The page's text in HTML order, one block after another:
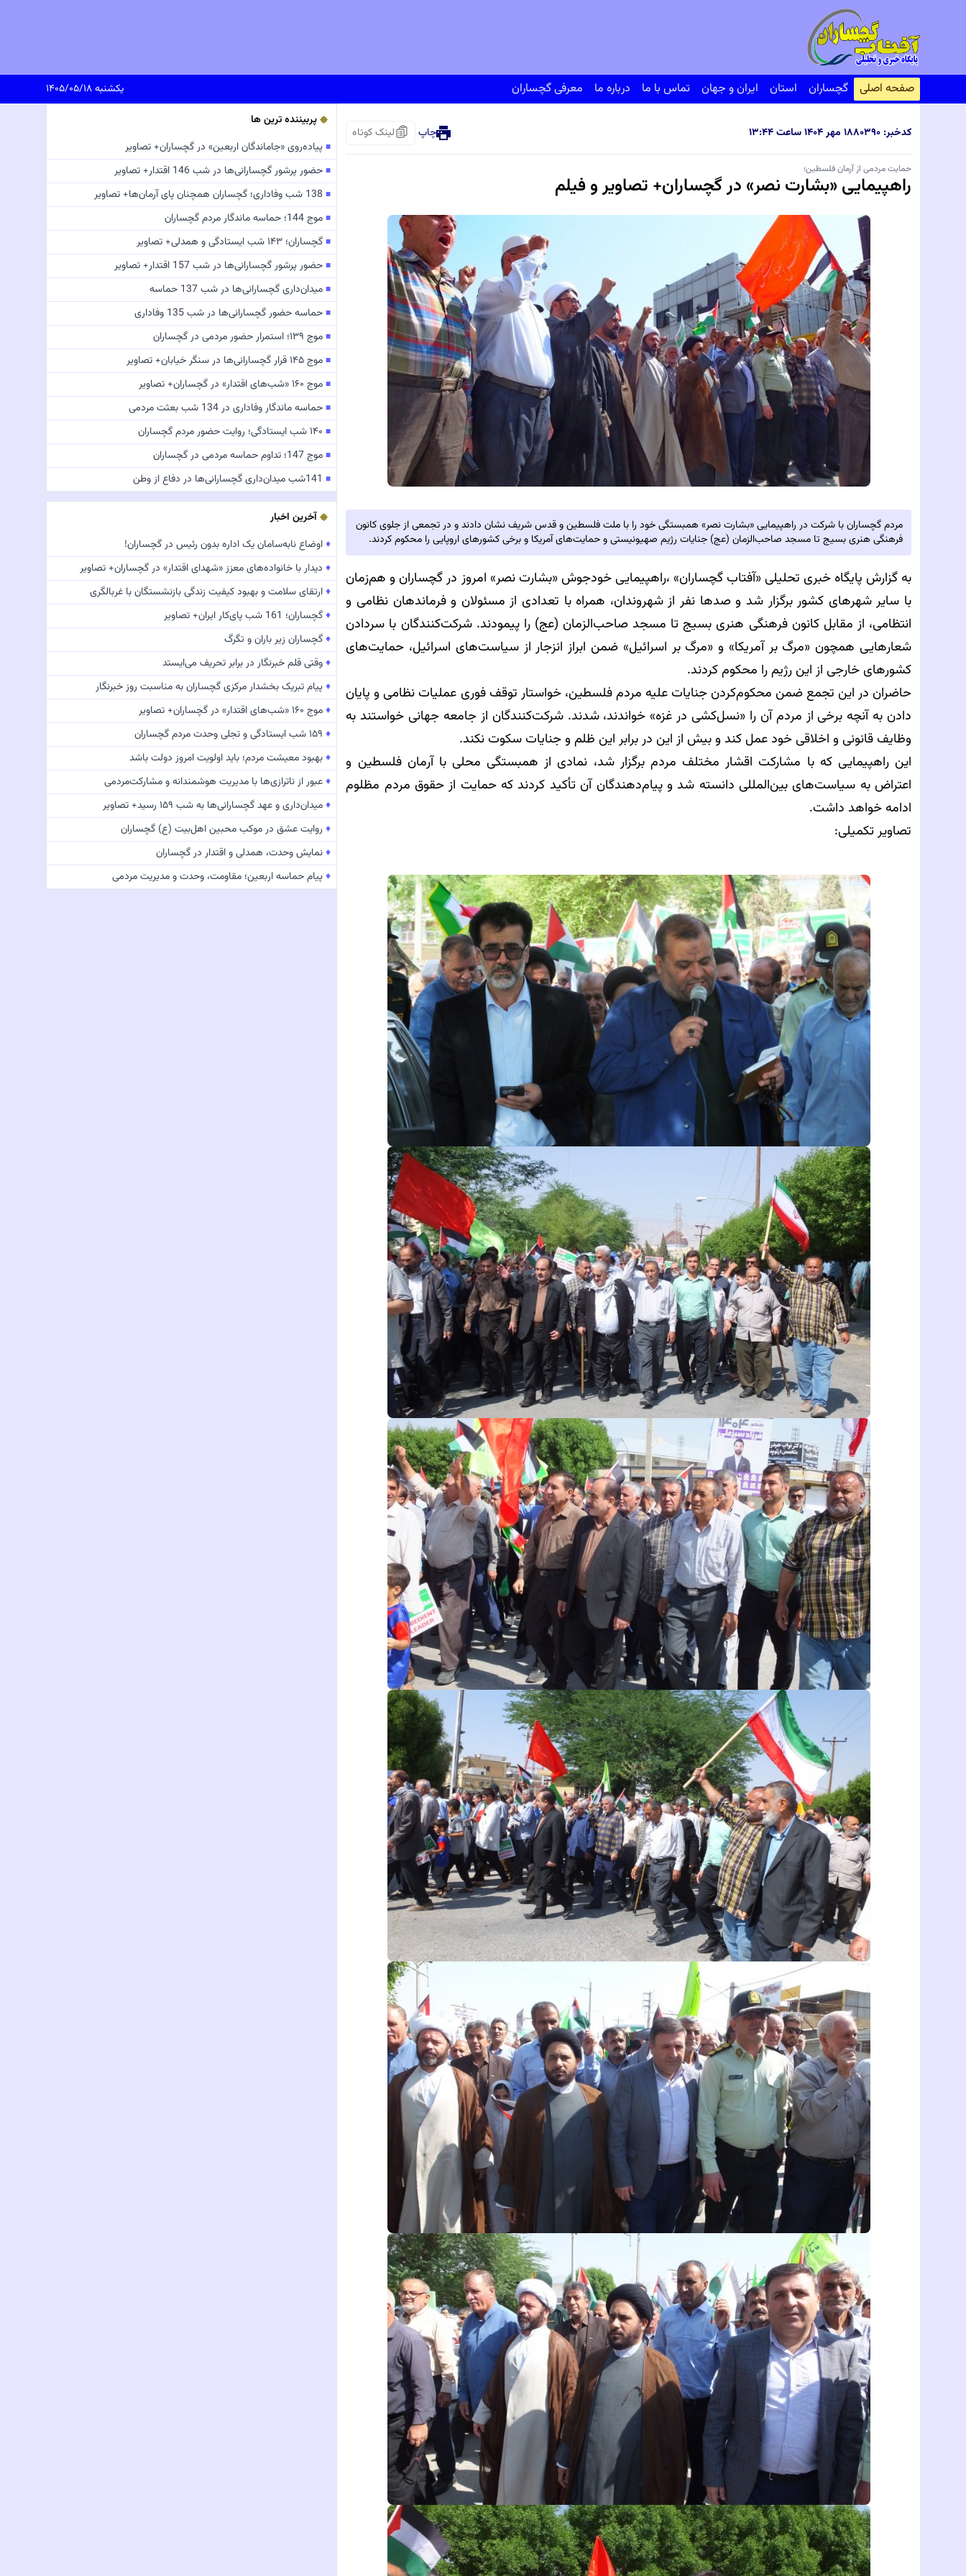
صفحه اصلی گچساران استان ایران و جهان تماس با ما درباره ما معرفی گچساران یکشنبه ۱۴۰۵/۰۵/۱۸
کدخبر: ۸۰۳۹۰ ۱۸ مهر ۱۴۰۴ ساعت ۱۳:۴۴ چاپ لینک کوتاه
حمایت مردمی از آرمان فلسطین؛
راهپیمایی «بشارت نصر» در گچساران+ تصاویر و فیلم
مردم گچساران با شرکت در راهپیمایی «بشارت نصر» همبستگی خود را با ملت فلسطین و قدس شریف نشان دادند و در تجمعی از جلوی کانون
فرهنگی هنری بسیج تا مسجد صاحب‌الزمان (عج) جنایات رژیم صهیونیستی و حمایت‌های آمریکا و برخی کشورهای اروپایی را محکوم کردند.
به گزارش پایگاه خبری تحلیلی‌«آفتاب گچساران» ،راهپیمایی خودجوش «بشارت نصر» امروز در گچساران و هم‌زمان
با سایر شهرهای کشور برگزار شد و صدها نفر از شهروندان، همراه با تعدادی از مسئولان و فرماندهان نظامی و
انتظامی، از مقابل کانون فرهنگی هنری بسیج تا مسجد صاحب‌الزمان (عج) را پیمودند. شرکت‌کنندگان با سردادن
شعارهایی همچون «مرگ بر آمریکا» و «مرگ بر اسرائیل» ضمن ابراز انزجار از سیاست‌های اسرائیل، حمایت‌های
کشورهای خارجی از این رژیم را محکوم کردند.
حاضران در این تجمع ضمن محکوم‌کردن جنایات علیه مردم فلسطین، خواستار توقف فوری عملیات نظامی و پایان
دادن به آنچه برخی از مردم آن را «نسل‌کشی در غزه» خواندند، شدند. شرکت‌کنندگان از جامعه جهانی خواستند به
وظایف قانونی و اخلاقی خود عمل کند و بیش از این در برابر این ظلم و جنایات سکوت نکند.
این راهپیمایی که با مشارکت اقشار مختلف مردم برگزار شد، نمادی از همبستگی محلی با آرمان فلسطین و
اعتراض به سیاست‌های بین‌المللی دانسته شد و پیام‌دهندگان آن تأکید کردند که حمایت از حقوق مردم مظلوم
ادامه خواهد داشت.
تصاویر تکمیلی:
پربیننده ترین ها
■ پیاده‌روی «جاماندگان اربعین» در گچساران+ تصاویر
■ حضور پرشور گچسارانی‌ها در شب 146 اقتدار+ تصاویر
■ 138 شب وفاداری؛ گچساران همچنان پای آرمان‌ها+ تصاویر
■ موج 144؛ حماسه ماندگار مردم گچساران
■ گچساران؛ ۱۴۳ شب ایستادگی و همدلی+ تصاویر
■ حضور پرشور گچسارانی‌ها در شب 157 اقتدار+ تصاویر
■ میدان‌داری گچسارانی‌ها در شب 137 حماسه
■ حماسه حضور گچسارانی‌ها در شب 135 وفاداری
■ موج ۱۳۹؛ استمرار حضور مردمی در گچساران
■ موج ۱۴۵ قرار گچسارانی‌ها در سنگر خیابان+ تصاویر
■ موج ۱۶۰ «شب‌های اقتدار» در گچساران+ تصاویر
■ حماسه ماندگار وفاداری در 134 شب بعثت مردمی
■ ۱۴۰ شب ایستادگی؛ روایت حضور مردم گچساران
■ موج 147؛ تداوم حماسه مردمی در گچساران
■ 141شب میدان‌داری گچسارانی‌ها در دفاع از وطن
آخرین اخبار
♦اوضاع نابه‌سامان یک اداره بدون رئیس در گچساران!
♦ دیدار با خانواده‌های معزز «شهدای اقتدار» در گچساران+ تصاویر
♦ارتقای سلامت و بهبود کیفیت زندگی بازنشستگان با غربالگری
♦گچساران؛ 161 شب پای‌کار ایران+ تصاویر
♦گچساران زیر باران و تگرگ
♦وقتی قلم خبرنگار در برابر تحریف می‌ایستد
♦ پیام تبریک بخشدار مرکزی گچساران به مناسبت روز خبرنگار
♦موج ۱۶۰ «شب‌های اقتدار» در گچساران+ تصاویر
♦ ۱۵۹ شب ایستادگی و تجلی وحدت مردم گچساران
♦بهبود معیشت مردم؛ باید اولویت امروز دولت باشد
♦عبور از ناترازی‌ها با مدیریت هوشمندانه و مشارکت‌مردمی
♦میدان‌داری و عهد گچسارانی‌ها به شب ۱۵۹ رسید+ تصاویر
♦ روایت عشق در موکب محبین اهل‌بیت (ع) گچساران
♦نمایش وحدت، همدلی و اقتدار در گچساران
♦ پیام حماسه اربعین؛ مقاومت، وحدت و مدیریت مردمی